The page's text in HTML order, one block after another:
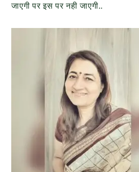
जाएगी पर इस पर नही जाएगी..